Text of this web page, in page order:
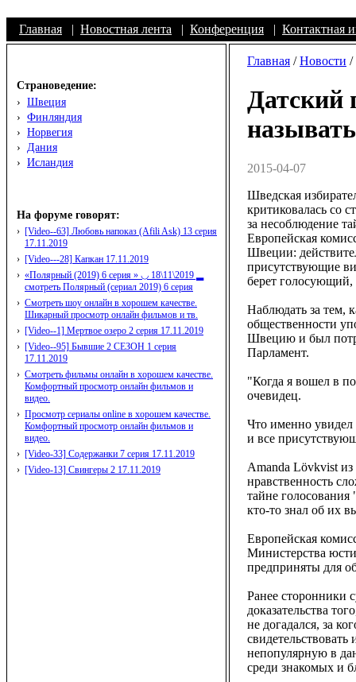
Главная | Новостная лента | Конференция | Контактная
Страноведение:
› Швеция
› Финляндия
› Норвегия
› Дания
› Исландия
На форуме говорят:
› [Video--63] Любовь напоказ (Afili Ask) 13 серия
17.11.2019
› [Video---28] Капкан 17.11.2019
› «Полярный (2019) 6 серия » ◡ 18\11\2019 ▂
смотреть Полярный (сериал 2019) 6 серия
› Смотреть шоу онлайн в хорошем качестве.
Шикарный просмотр онлайн фильмов и тв.
› [Video--1] Мертвое озеро 2 серия 17.11.2019
› [Video--95] Бывшие 2 СЕЗОН 1 серия
17.11.2019
› Смотреть фильмы онлайн в хорошем качестве.
Комфортный просмотр онлайн фильмов и
видео.
› Просмотр сериалы online в хорошем качестве.
Комфортный просмотр онлайн фильмов и
видео.
› [Video-33] Содержанки 7 серия 17.11.2019
› [Video-13] Свингеры 2 17.11.2019
Главная /Новости /
Датский
2015-04-07
Шведская
критиковалась со
за несоблюдение
Европейская
Швеции:
присутствующие
берет
Наблюдать за тем,
общественности
Швецию и был
Парламент.
"Когда я вошел в
очевидец.
Что именно увидел
и все
Amanda Lövkvist из
нравственность
тайне голосования
кто-то знал об их
Европейская
Министерства
предприняты для
Ранее сторонники
доказательства
не догадался, за
непопулярную в
среди знакомых и